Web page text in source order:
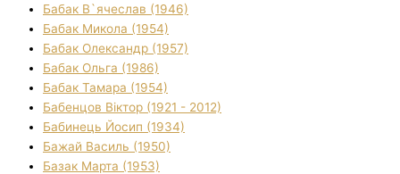
Бабак В`ячеслав (1946)
Бабак Микола (1954)
Бабак Олександр (1957)
Бабак Ольга (1986)
Бабак Тамара (1954)
Бабенцов Віктор (1921 - 2012)
Бабинець Йосип (1934)
Бажай Василь (1950)
Базак Марта (1953)